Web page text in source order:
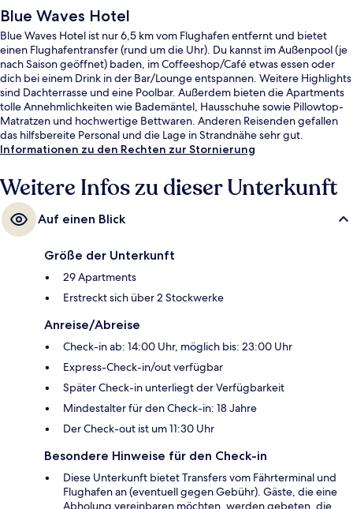
Blue Waves Hotel
Blue Waves Hotel ist nur 6,5 km vom Flughafen entfernt und bietet
einen Flughafentransfer (rund um die Uhr). Du kannst im Außenpool (je
nach Saison geöffnet) baden, im Coffeeshop/Café etwas essen oder
dich bei einem Drink in der Bar/Lounge entspannen. Weitere Highlights
sind Dachterrasse und eine Poolbar. Außerdem bieten die Apartments
tolle Annehmlichkeiten wie Bademäntel, Hausschuhe sowie Pillowtop-
Matratzen und hochwertige Bettwaren. Anderen Reisenden gefallen
das hilfsbereite Personal und die Lage in Strandnähe sehr gut.
Informationen zu den Rechten zur Stornierung
Weitere Infos zu dieser Unterkunft
Auf einen Blick
Größe der Unterkunft
29 Apartments
Erstreckt sich über 2 Stockwerke
Anreise/Abreise
Check-in ab: 14:00 Uhr, möglich bis: 23:00 Uhr
Express-Check-in/out verfügbar
Später Check-in unterliegt der Verfügbarkeit
Mindestalter für den Check-in: 18 Jahre
Der Check-out ist um 11:30 Uhr
Besondere Hinweise für den Check-in
Diese Unterkunft bietet Transfers vom Fährterminal und
Flughafen an (eventuell gegen Gebühr). Gäste, die eine
Abholung vereinbaren möchten, werden gebeten, die